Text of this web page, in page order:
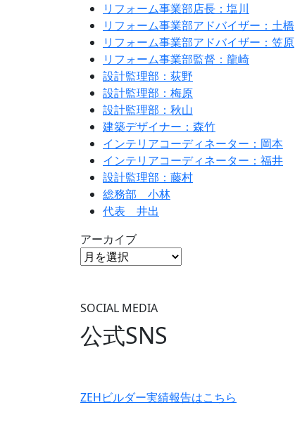
リフォーム事業部店長：塩川
リフォーム事業部アドバイザー：土橋
リフォーム事業部アドバイザー：笠原
リフォーム事業部監督：龍崎
設計監理部：荻野
設計監理部：梅原
設計監理部：秋山
建築デザイナー：森竹
インテリアコーディネーター：岡本
インテリアコーディネーター：福井
設計監理部：藤村
総務部 小林
代表 井出
アーカイブ
SOCIAL MEDIA
公式SNS
ZEHビルダー実績報告はこちら